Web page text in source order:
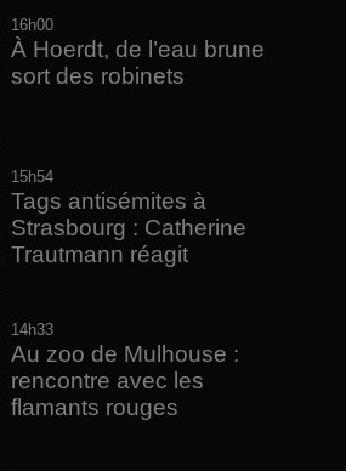
16h00
À Hoerdt, de l’eau brune
sort des robinets
15h54
Tags antisémites à
Strasbourg : Catherine
Trautmann réagit
14h33
Au zoo de Mulhouse :
rencontre avec les
flamants rouges